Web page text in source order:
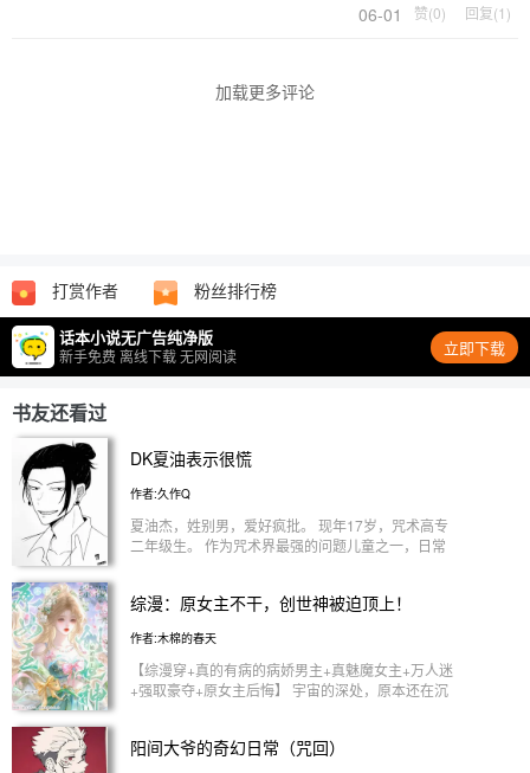
06-01
赞(0) 回复(1)
加载更多评论
打赏作者 粉丝排行榜
话本小说无广告纯净版
新手免费 离线下载 无网阅读 立即下载
书友还看过
DK夏油表示很慌
作者:久作Q
夏油杰，姓别男，爱好疯批。 现年17岁，咒术高专
二年级生。 作为咒术界最强的问题儿童之一，日常
告诉他为什么一觉醒来挚友就像打了激素一样比他高
相似的黑色眼罩！ 17岁DK杰：“悟，你．．．”（心
情复杂．jpg) 28岁教师悟：“．．．．．．．” 怎么想
都该是见到死去挚友的他心情更复杂才对吧。
人。 亲手结束挚友生命后的某一刻，五条悟后悔
综漫：原女主不干，创世神被迫顶上！
作者:木棉的春天
【综漫穿+真的有病的病娇男主+真魅魔女主+万人迷
+强取豪夺+原女主后悔】 宇宙的深处，原本还在沉
大多容貌俊美，执掌权柄，却又自私阴狠，手段残
阳间大爷的奇幻日常（咒回）